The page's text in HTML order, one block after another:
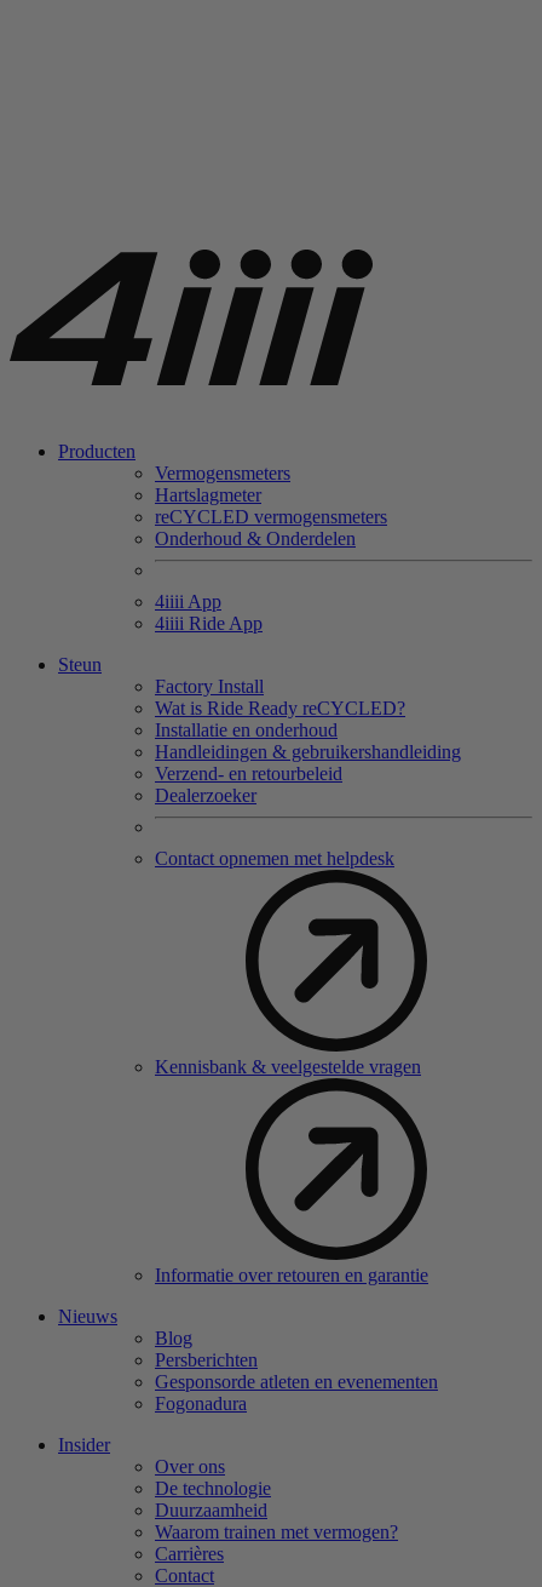
Producten
Vermogensmeters
Hartslagmeter
reCYCLED vermogensmeters
Onderhoud & Onderdelen
4iiii App
4iiii Ride App
Steun
Factory Install
Wat is Ride Ready reCYCLED?
Installatie en onderhoud
Handleidingen & gebruikershandleiding
Verzend- en retourbeleid
Dealerzoeker
Contact opnemen met helpdesk
Kennisbank & veelgestelde vragen
Informatie over retouren en garantie
Nieuws
Blog
Persberichten
Gesponsorde atleten en evenementen
Fogonadura
Insider
Over ons
De technologie
Duurzaamheid
Waarom trainen met vermogen?
Carrières
Contact